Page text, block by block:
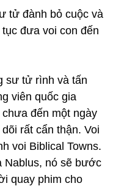
tử đành bỏ cuộc và
đưa voi con đến
sư tử rình và tấn
viên quốc gia
đến một ngày
rất cẩn thận. Voi
voi Biblical Towns.
Nablus, nó sẽ bước
quay phim cho